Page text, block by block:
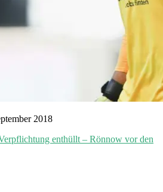
2018
enthüllt – Rönnow vor den